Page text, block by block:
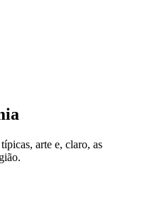
arte e, claro, as